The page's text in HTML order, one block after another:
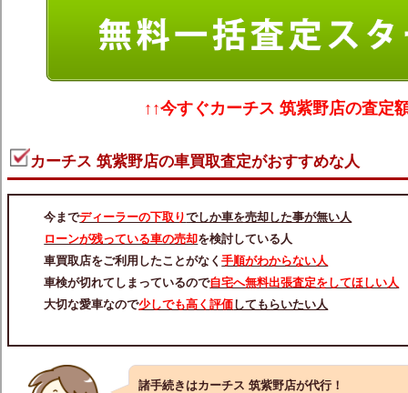
↑↑今すぐカーチス 筑紫野店の査定
カーチス 筑紫野店の車買取査定がおすすめな人
今までディーラーの下取りでしか車を売却した事が無い人
ローンが残っている車の売却を検討している人
車買取店をご利用したことがなく手順がわからない人
車検が切れてしまっているので自宅へ無料出張査定をしてほしい人
大切な愛車なので少しでも高く評価してもらいたい人
諸手続きはカーチス 筑紫野店が代行！